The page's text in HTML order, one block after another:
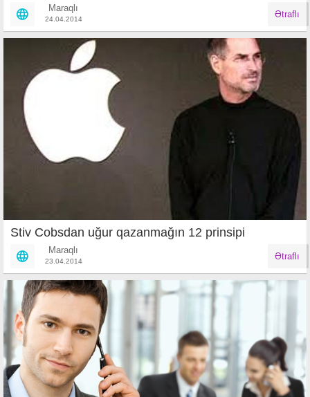
Maraqlı
24.04.2014 Ətraflı
Stiv Cobsdan uğur qazanmağın 12 prinsipi
Maraqlı
23.04.2014 Ətraflı